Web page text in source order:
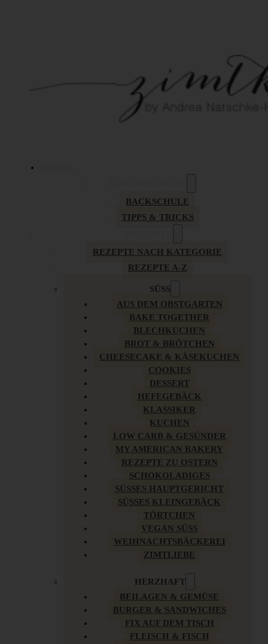
BACKSCHULE
TIPPS & TRICKS
REZEPTE NACH KATEGORIE
REZEPTE A-Z
SÜSS
AUS DEM OBSTGARTEN
BAKE TOGETHER
BLECHKUCHEN
BROT & BRÖTCHEN
CHEESECAKE & KÄSEKUCHEN
COOKIES
DESSERT
HEFEGEBÄCK
KLASSIKER
KUCHEN
LOW CARB & GESÜNDER
MY AMERICAN BAKERY
REZEPTE ZU OSTERN
SCHOKOLADIGES
SÜSSES HAUPTGERICHT
SÜSSES KLEINGEBÄCK
TÖRTCHEN
VEGAN SÜSS
WEIHNACHTSBÄCKEREI
ZIMTLIEBE
HERZHAFT
BEILAGEN & GEMÜSE
BURGER & SANDWICHES
FIX AUF DEM TISCH
FLEISCH & FISCH